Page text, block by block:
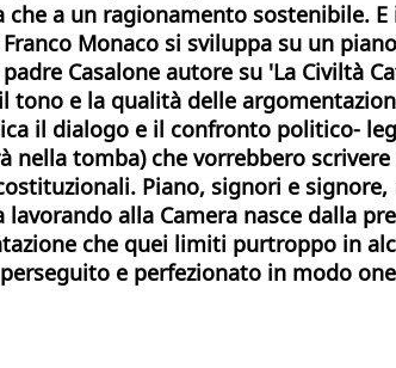
a un ragionamento sostenibile.
Monaco si sviluppa su un
Casalone autore su 'La Civiltà
e la qualità delle
il dialogo e il confronto politico-
tomba) che vorrebbero
Piano, signori e signore,
alla Camera nasce dalla
che quei limiti purtroppo in
e perfezionato in modo